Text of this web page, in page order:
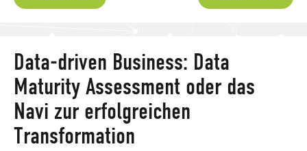
Data-driven Business: Data
Maturity Assessment oder das
Navi zur erfolgreichen
Transformation